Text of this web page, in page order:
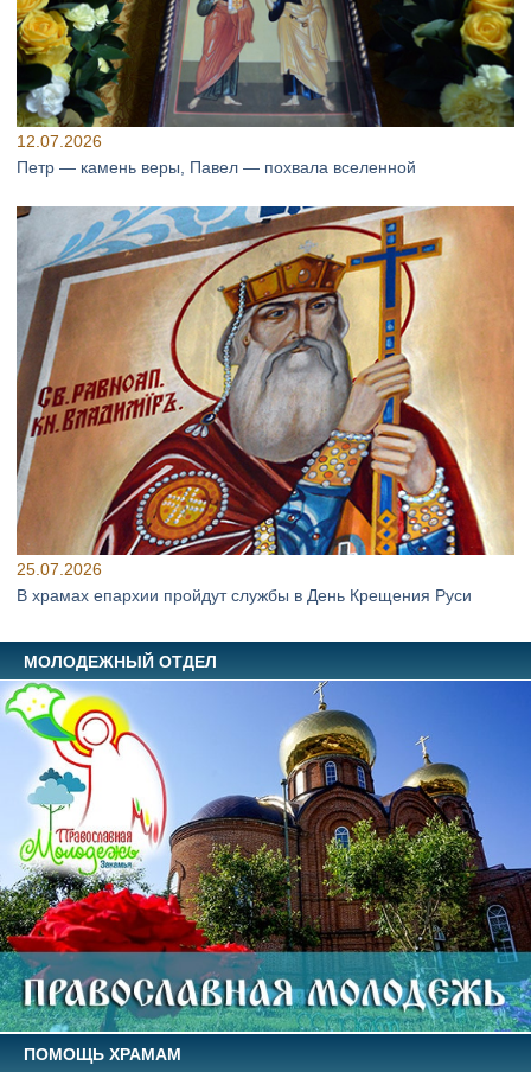
12.07.2026
Петр — камень веры, Павел — похвала вселенной
25.07.2026
В храмах епархии пройдут службы в День Крещения Руси
МОЛОДЕЖНЫЙ ОТДЕЛ
ПОМОЩЬ ХРАМАМ